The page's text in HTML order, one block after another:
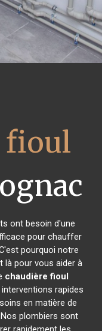
fioul
ont besoin d'une
pour chauffer
pourquoi notre
là pour vous aider à
chaudière fioul
rapides
en matière de
plombiers sont